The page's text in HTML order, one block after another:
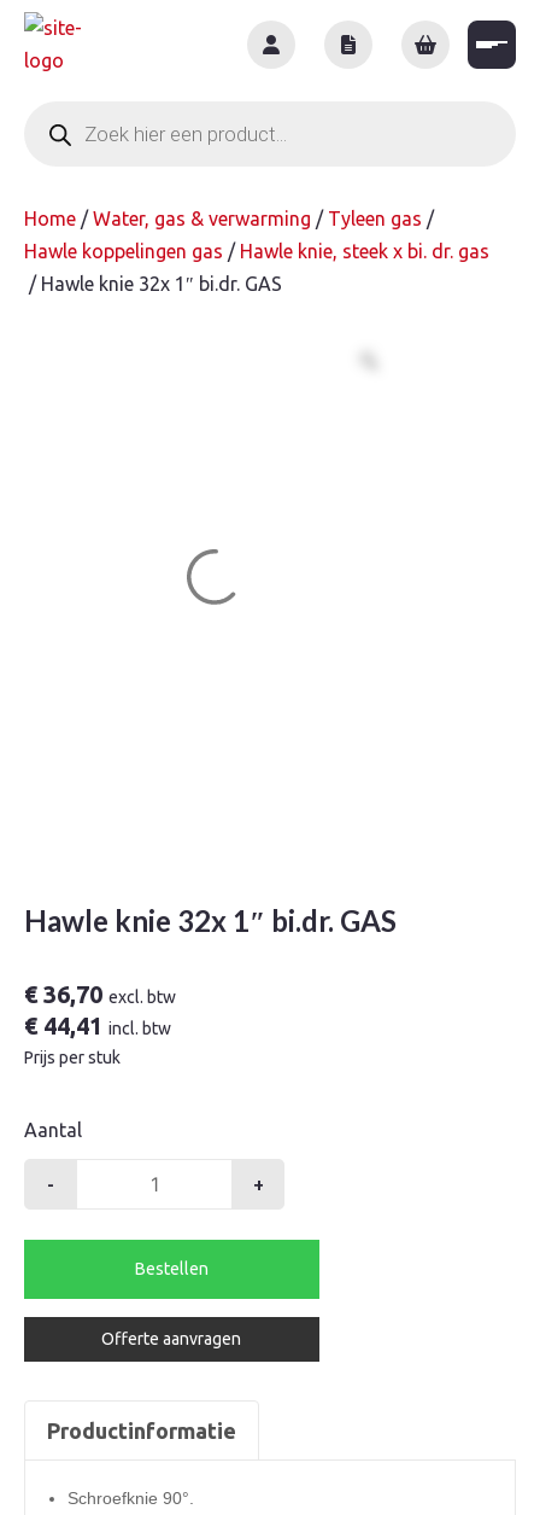
Skip
zoeken
Home /Water, gas & verwarming / Tyleen gas /
Hawle koppelingen gas / Hawle knie, steek x bi. dr. gas
/ Hawle knie 32x 1″ bi.dr. GAS
Hawle knie 32x 1″ bi.dr. GAS
€36,70 excl. btw
€44,41 incl. btw
Prijs per stuk
Aantal
-
1"
GAS
+
Bestellen
Offerte aanvragen
Productinformatie
Schroefknie 90°.